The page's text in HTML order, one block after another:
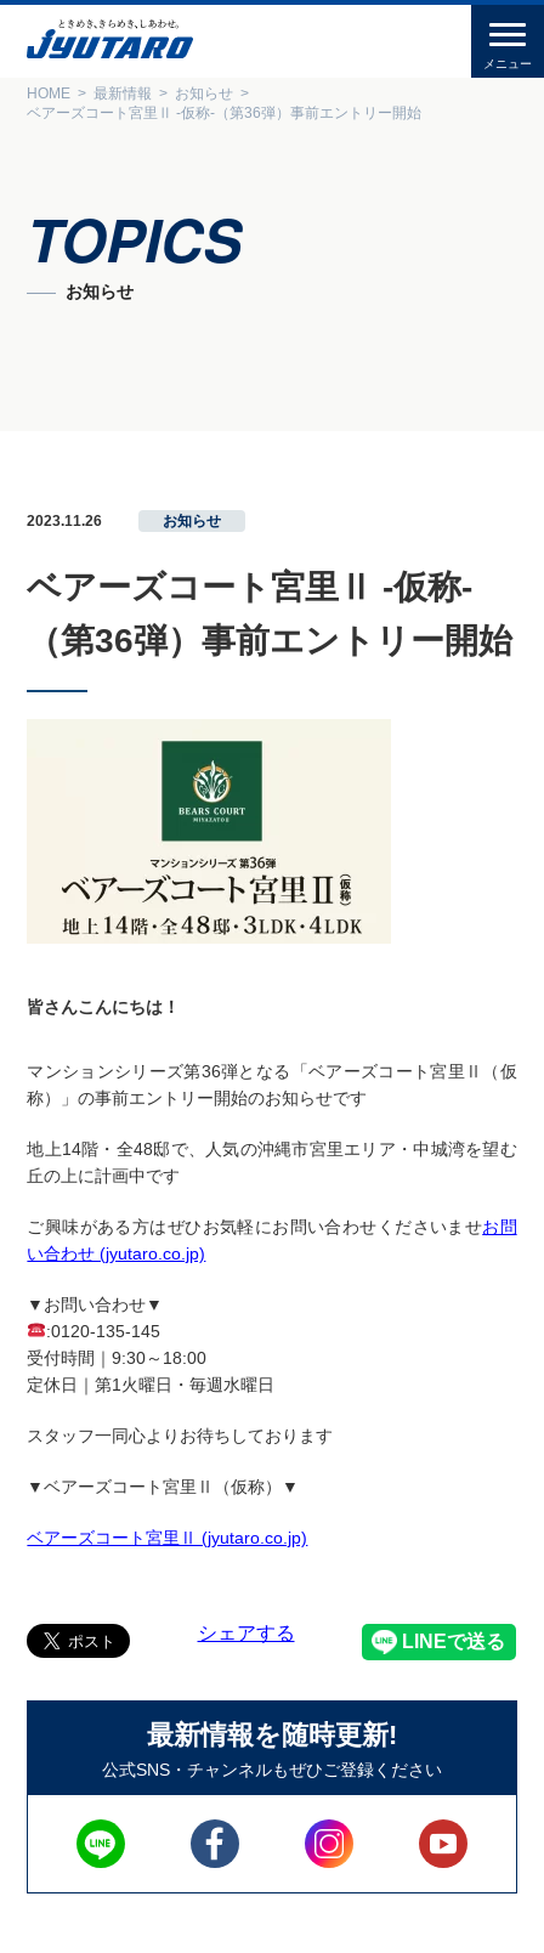
HOME 最新情報
お知らせ
ベアーズコート宮里Ⅱ -仮称-（第36弾）事前エントリー開始
TOPICS
お知らせ
2023.11.26 お知らせ
ベアーズコート宮里Ⅱ -仮称-
（第36弾）事前エントリー開始
皆さんこんにちは！
マンションシリーズ第36弾となる
「ベアーズコート宮里Ⅱ（仮
称）」の事前エントリー開始のお知らせです
地上14階・全48邸で、 人気の沖縄市宮里エリア ・中城湾を望む
丘の上に計画中です
ご興味がある方はぜひお気軽にお問い合わせくださいませお問
い合わせ (jyutaro.co.jp)
▼お問い合わせ▼
:0120-135-145
受付時間｜9:30～18:00
定休日｜第1火曜日・毎週水曜日
スタッフ一同心よりお待ちしております
▼ベアーズコート宮里Ⅱ（仮称） ▼
ベアーズコート宮里Ⅱ (jyutaro.co.jp)
シェアする
最新情報を随時更新!
公式SNS・チャンネルもぜひご登録ください